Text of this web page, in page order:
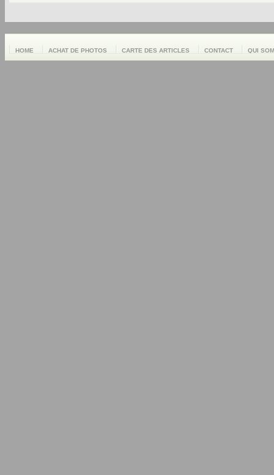
HOME ACHAT DE PHOTOS CARTE DES ARTICLES CONTACT QUI